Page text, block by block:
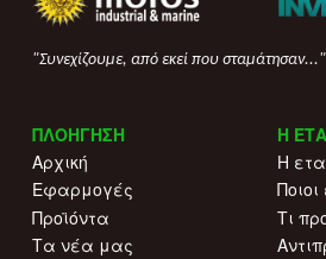
"Συνεχίζουμε, από εκεί που σταμάτησαν..."
ΠΛΟΗΓΗΣΗ
Αρχική
Εφαρμογές
Προϊόντα
Τα νέα μας
Η
Η
Τι